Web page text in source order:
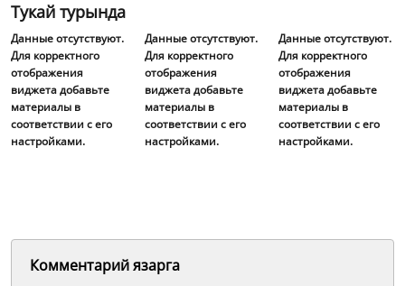
Тукай турында
Данные отсутствуют.
Для корректного
отображения
виджета добавьте
материалы в
соответствии с его
настройками.
Данные отсутствуют.
Для корректного
отображения
виджета добавьте
материалы в
соответствии с его
настройками.
Данные отсутствуют.
Для корректного
отображения
виджета добавьте
материалы в
соответствии с его
настройками.
Комментарий язарга